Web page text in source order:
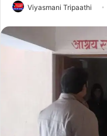
Viyasmani Tripaathi